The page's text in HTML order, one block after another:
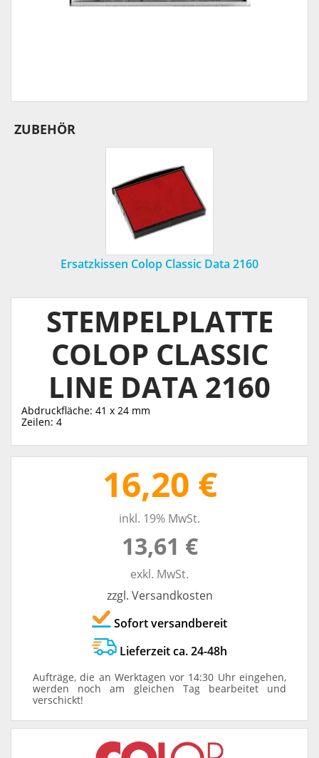
ZUBEHÖR
Ersatzkissen Colop Classic Data 2160
STEMPELPLATTE
COLOP CLASSIC
LINE DATA 2160
Abdruckfläche: 41 x 24 mm
Zeilen: 4
16,20 €
inkl. 19% MwSt.
13,61 €
exkl. MwSt.
zzgl. Versandkosten
Sofort versandbereit
Lieferzeit ca. 24-48h
Aufträge, die an Werktagen vor 14:30 Uhr eingehen,
werden noch am gleichen Tag bearbeitet und
verschickt!